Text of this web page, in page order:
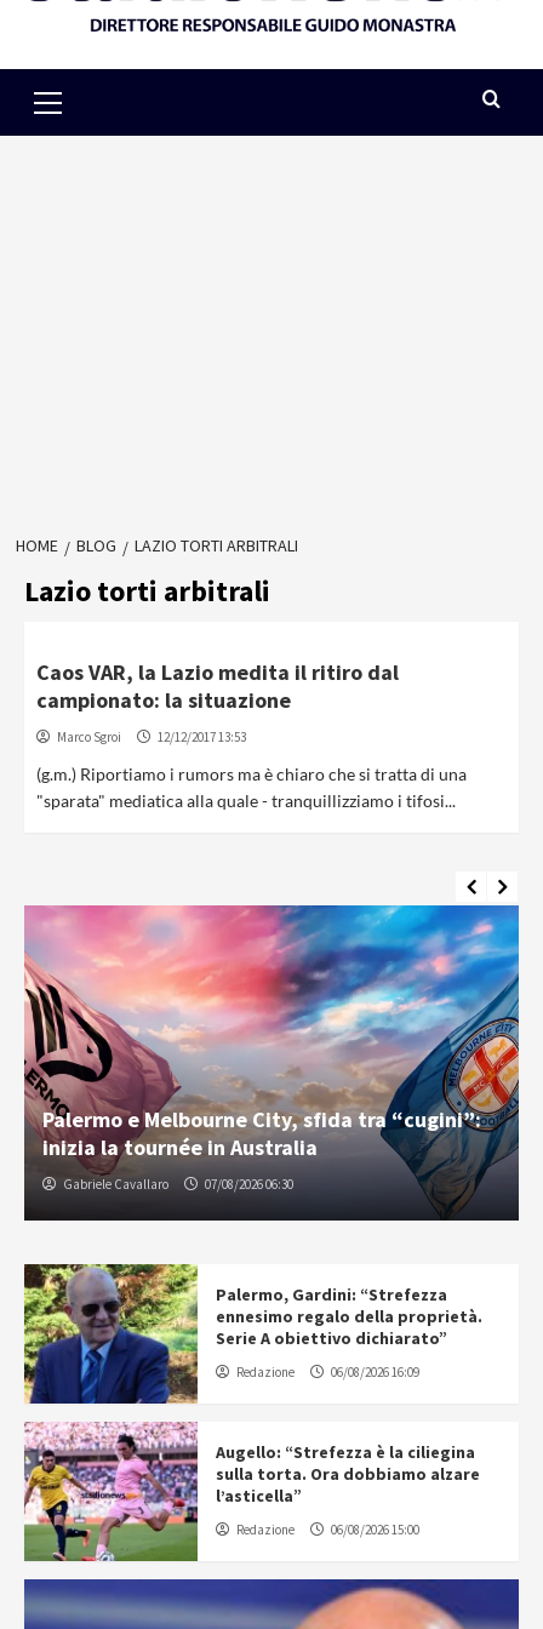
Menu
HOME BLOG LAZIO TORTI ARBITRALI
Lazio torti arbitrali
Caos VAR, la Lazio medita il ritiro dal
campionato: la situazione
Marco Sgroi 12/12/2017 13:53
(g.m.) Riportiamo i rumors ma è chiaro che si tratta di una
"sparata" mediatica alla quale - tranquillizziamo i tifosi...
Palermo e Melbourne City, sfida tra “cugini”:
inizia la tournée in Australia
Gabriele Cavallaro 07/08/2026 06:30
Palermo, Gardini: “Strefezza
ennesimo regalo della proprietà.
Serie A obiettivo dichiarato”
Redazione 06/08/2026 16:09
Augello: “Strefezza è la ciliegina
sulla torta. Ora dobbiamo alzare
l’asticella”
Redazione 06/08/2026 15:00